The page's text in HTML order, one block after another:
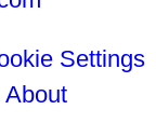
Settings
About